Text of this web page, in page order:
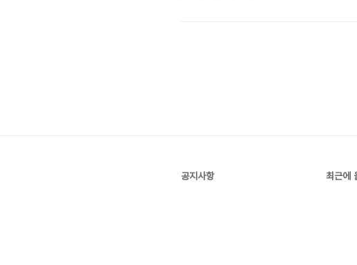
지원사업 지원금에 대해 자세히 알아보
공지사항 최근에